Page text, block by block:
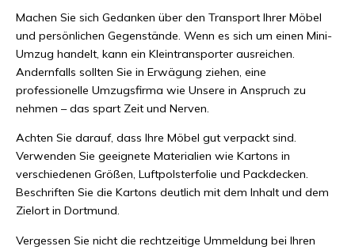
Machen Sie sich Gedanken über den Transport Ihrer Möbel
und persönlichen Gegenstände. Wenn es sich um einen Mini-
Umzug handelt, kann ein Kleintransporter ausreichen.
Andernfalls sollten Sie in Erwägung ziehen, eine
professionelle Umzugsfirma wie Unsere in Anspruch zu
nehmen – das spart Zeit und Nerven.
Achten Sie darauf, dass Ihre Möbel gut verpackt sind.
Verwenden Sie geeignete Materialien wie Kartons in
verschiedenen Größen, Luftpolsterfolie und Packdecken.
Beschriften Sie die Kartons deutlich mit dem Inhalt und dem
Zielort in Dortmund.
Vergessen Sie nicht die rechtzeitige Ummeldung bei Ihren